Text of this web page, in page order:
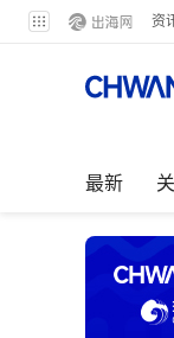
资
最新